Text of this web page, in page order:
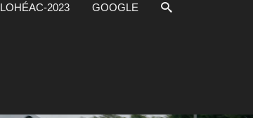
LOHÉAC-2023 GOOGLE